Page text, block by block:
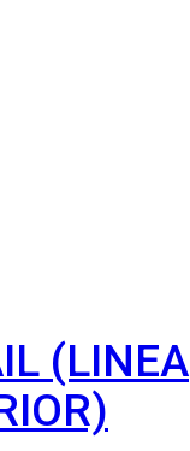
(LINEA